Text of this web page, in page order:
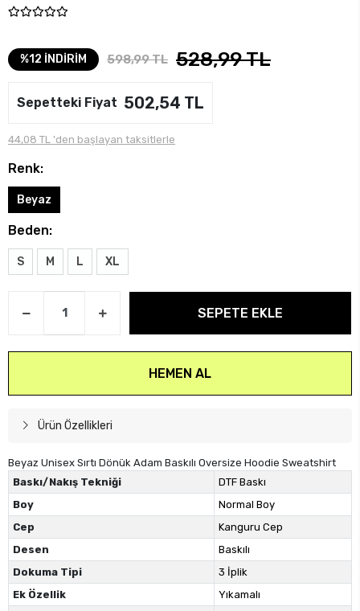
%12 İNDİRİM 598,99 TL 528,99 TL
Sepetteki Fiyat 502,54 TL
44,08 TL 'den başlayan taksitlerle
Renk:
Beyaz
Beden:
S M L XL
SEPETE EKLE
HEMEN AL
Ürün Özellikleri
Beyaz Unisex Sırtı Dönük Adam Baskılı Oversize Hoodie Sweatshirt
Baskı/Nakış Tekniği
DTF Baskı
Boy
Normal Boy
Cep
Kanguru Cep
Desen
Baskılı
Dokuma Tipi
3 İplik
Ek Özellik
Yıkamalı